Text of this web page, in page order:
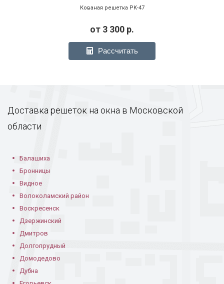
Кованая решетка РК-47
от 3 300 р.
Рассчитать
Доставка решеток на окна в Московской
области
Балашиха
Бронницы
Видное
Волоколамский район
Воскресенск
Дзержинский
Дмитров
Долгопрудный
Домодедово
Дубна